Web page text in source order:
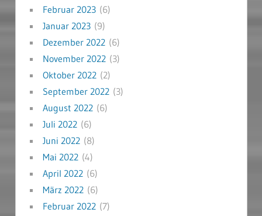
Februar 2023(6)
Januar 2023(9)
Dezember 2022(6)
November 2022(3)
Oktober 2022(2)
September 2022(3)
August 2022(6)
Juli 2022(6)
Juni 2022(8)
Mai 2022(4)
April 2022(6)
März 2022(6)
Februar 2022(7)